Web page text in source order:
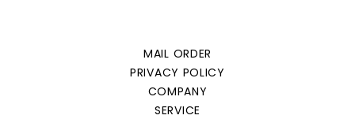
MAIL ORDER
PRIVACY POLICY
COMPANY
SERVICE